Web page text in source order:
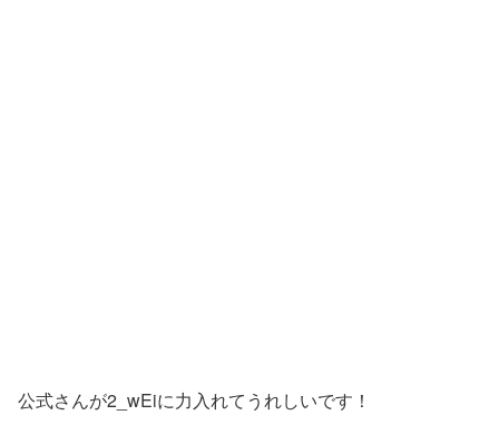
公式さんが2_wEiに力入れてうれしいです！